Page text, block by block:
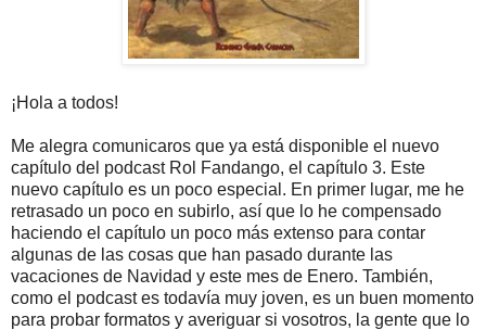
¡Hola a todos!
Me alegra comunicaros que ya está disponible el nuevo
capítulo del podcast Rol Fandango, el capítulo 3. Este
nuevo capítulo es un poco especial. En primer lugar, me he
retrasado un poco en subirlo, así que lo he compensado
haciendo el capítulo un poco más extenso para contar
algunas de las cosas que han pasado durante las
vacaciones de Navidad y este mes de Enero. También,
como el podcast es todavía muy joven, es un buen momento
para probar formatos y averiguar si vosotros, la gente que lo